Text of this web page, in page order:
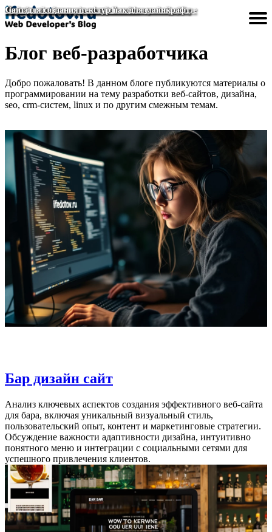
Главная
Создание сайтов
Улучшить сайт
Сделать сайт
Разработка сайтов
Дизайн сайта
Блог веб-разработчика
Добро пожаловать! В данном блоге публикуются материалы о
программировании на тему разработки веб-сайтов, дизайна,
seo, crm-систем, linux и по другим смежным темам.
Бар дизайн сайт
Анализ ключевых аспектов создания эффективного веб-сайта
для бара, включая уникальный визуальный стиль,
пользовательский опыт, контент и маркетинговые стратегии.
Обсуждение важности адаптивности дизайна, интуитивно
понятного меню и интеграции с социальными сетями для
успешного привлечения клиентов.
Дизайн окна регистрации на сайте красивый
Сделать исключение для сайта в яндекс браузере
Пермский техникум дизайна и технологий сайт
Создание сайта в visual studio code
Сайт для создания текстур пак для майнкрафт